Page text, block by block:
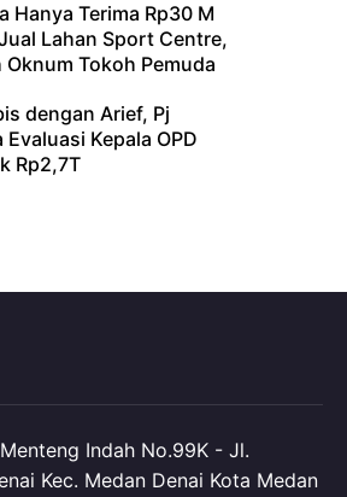
Hanya Terima Rp30 M
Lahan Sport Centre,
Oknum Tokoh Pemuda
dengan Arief, Pj
Evaluasi Kepala OPD
Rp2,7T
Indah No.99K - Jl.
Kec. Medan Denai Kota Medan